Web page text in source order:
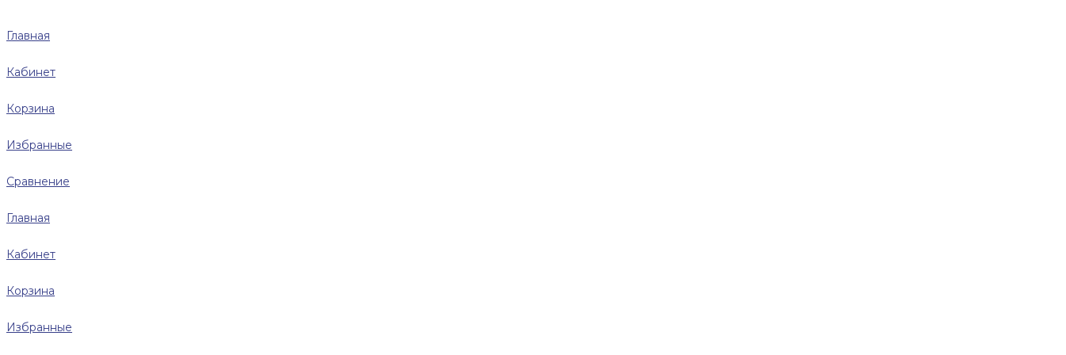
Главная
Кабинет
Корзина
Избранные
Сравнение
Главная
Кабинет
Корзина
Избранные